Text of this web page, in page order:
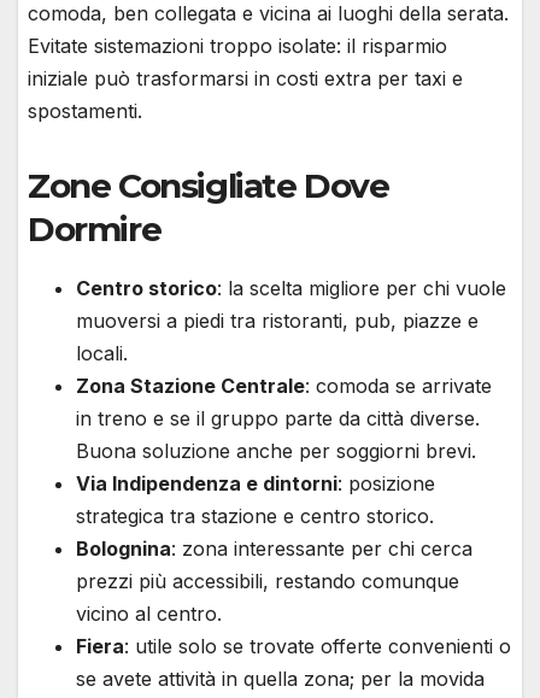
comoda, ben collegata e vicina ai luoghi della serata.
Evitate sistemazioni troppo isolate: il risparmio
iniziale può trasformarsi in costi extra per taxi e
spostamenti.
Zone Consigliate Dove
Dormire
Centro storico: la scelta migliore per chi vuole
muoversi a piedi tra ristoranti, pub, piazze e
locali.
Zona Stazione Centrale: comoda se arrivate
in treno e se il gruppo parte da città diverse.
Buona soluzione anche per soggiorni brevi.
Via Indipendenza e dintorni: posizione
strategica tra stazione e centro storico.
Bolognina: zona interessante per chi cerca
prezzi più accessibili, restando comunque
vicino al centro.
Fiera: utile solo se trovate offerte convenienti o
se avete attività in quella zona; per la movida